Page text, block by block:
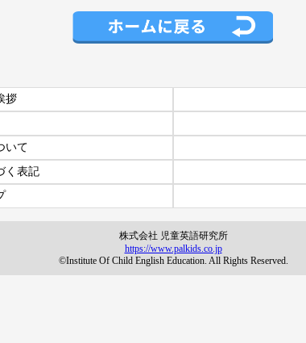
拶
いて
く表記
株式会社 児童英語研究所
https://www.palkids.co.jp
©Institute Of Child English Education. All Rights Reserved.